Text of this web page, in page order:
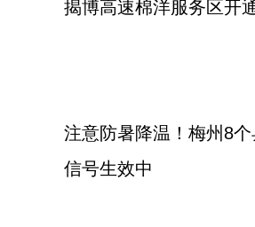
揭博高速棉洋服务区开
注意防暑降温！梅州8
信号生效中